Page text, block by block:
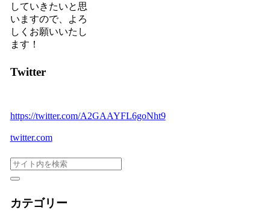
していきたいと思
いますので、よろ
しくお願いいたし
ます！
Twitter
https://twitter.com/A2GAAYFL6goNht9
twitter.com
カテゴリー